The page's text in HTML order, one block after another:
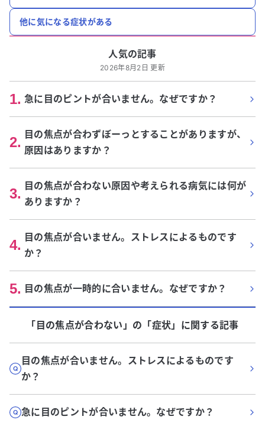
他に気になる症状がある
人気の記事
2026年8月2日 更新
1. 急に目のピントが合いません。なぜですか？
2. 目の焦点が合わずぼーっとすることがありますが、
原因はありますか？
3. 目の焦点が合わない原因や考えられる病気には何が
ありますか？
4. 目の焦点が合いません。ストレスによるものです
か？
5. 目の焦点が一時的に合いません。なぜですか？
「目の焦点が合わない」 の「症状」に関する記事
目の焦点が合いません。ストレスによるものです
か？
急に目のピントが合いません。なぜですか？